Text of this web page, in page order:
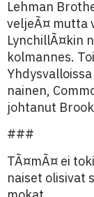
Lehman
veljeÃ¤ mutta
LynchillÃ¤kin
kolmannes.
nainen,
johtanut
###
TÃ¤mÃ¤ ei
naiset olisivat